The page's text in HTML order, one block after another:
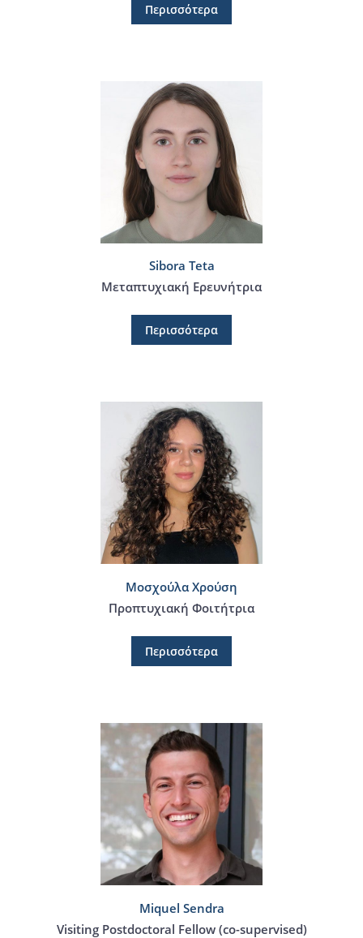
Περισσότερα
Sibora Teta
Μεταπτυχιακή Ερευνήτρια
Περισσότερα
Μοσχούλα Χρούση
Προπτυχιακή Φοιτήτρια
Περισσότερα
Miquel Sendra
Visiting Postdoctoral Fellow (co-supervised)